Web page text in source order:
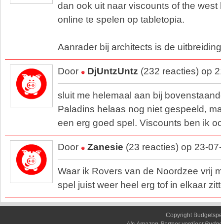
dan ook uit naar viscounts of the
online te spelen op tabletopia.
Aanrader bij architects is de
Door DjUntzUntz (232 reacties) op
sluit me helemaal aan bij
Paladins helaas nog niet gespeeld,
een erg goed spel. Viscounts ben ik
Door Zanesie (23 reacties) op 23-
Waar ik Rovers van de Noordzee vrij
spel juist weer heel erg tof in elkaar
Copyright